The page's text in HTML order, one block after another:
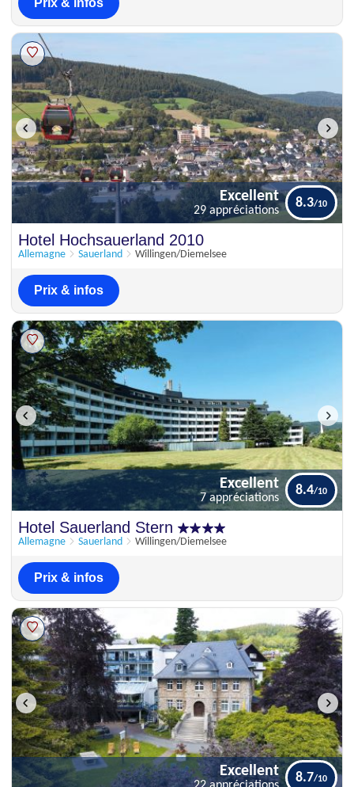
Prix & infos
29 appréciations
Hotel Hochsauerland 2010
Allemagne Sauerland Willingen/Diemelsee
Excellent
29 appréciations
8.3
Prix & infos
Excellent
7 appréciations
Hotel Sauerland Stern
Allemagne Sauerland Willingen/Diemelsee
Excellent
7 appréciations
8.4
Prix & infos
Excellent 8.7